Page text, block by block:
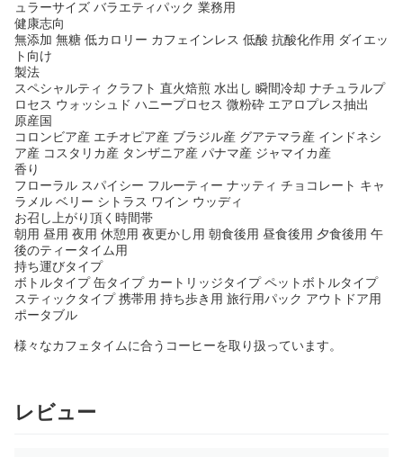
ュラーサイズ バラエティパック 業務用
健康志向
無添加 無糖 低カロリー カフェインレス 低酸 抗酸化作用 ダイエッ
ト向け
製法
スペシャルティ クラフト 直火焙煎 水出し 瞬間冷却 ナチュラルプ
ロセス ウォッシュド ハニープロセス 微粉砕 エアロプレス抽出
原産国
コロンビア産 エチオピア産 ブラジル産 グアテマラ産 インドネシ
ア産 コスタリカ産 タンザニア産 パナマ産 ジャマイカ産
香り
フローラル スパイシー フルーティー ナッティ チョコレート キャ
ラメル ベリー シトラス ワイン ウッディ
お召し上がり頂く時間帯
朝用 昼用 夜用 休憩用 夜更かし用 朝食後用 昼食後用 夕食後用 午
後のティータイム用
持ち運びタイプ
ボトルタイプ 缶タイプ カートリッジタイプ ペットボトルタイプ
スティックタイプ 携帯用 持ち歩き用 旅行用パック アウトドア用
ポータブル
様々なカフェタイムに合うコーヒーを取り扱っています。
レビュー